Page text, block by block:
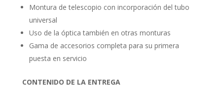
Montura de telescopio con incorporación del tubo
universal
Uso de la óptica también en otras monturas
Gama de accesorios completa para su primera
puesta en servicio
CONTENIDO DE LA ENTREGA